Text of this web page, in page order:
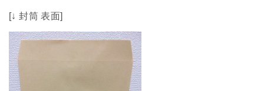
[↓ 封筒 表面]